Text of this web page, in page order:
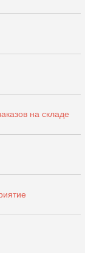
на складе